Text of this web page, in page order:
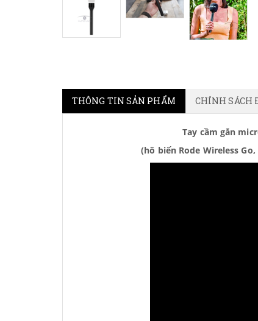
THÔNG TIN SẢN PHẨM CHÍNH SÁCH
Tay cầm gắn
(hô biến Rode Wireless